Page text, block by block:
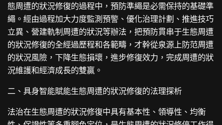
態周遭的狀況修復的過程中，預防準繩是必需保持的基礎準
繩。經由過程加大力度監測預警、優化治理計劃、推進技巧
立異、營建軌制周遭的狀況等辦法，把預防貫串于生態周遭
的狀況修復的全經過歷程和各範疇，才幹從泉源上防范周遭
的狀況風險，下降生態損壞，進步修復效力，完成周遭的狀
況維護和經濟成長的雙贏。
二、具身智能賦能生態周遭的狀況修復的法理探析
法治在生態周遭的狀況修復中具有基本性、領導性、均衡